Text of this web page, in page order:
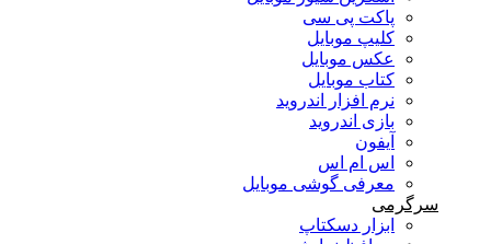
پاکت پی سی
کلیپ موبایل
عکس موبایل
کتاب موبایل
نرم افزار اندروید
بازی اندروید
آیفون
اس ام اس
معرفی گوشی موبایل
سرگرمی
ابزار دسکتاپ